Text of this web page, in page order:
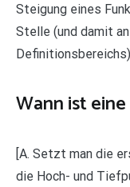
Steigung eines
Stelle (und damit
Wann ist
[A. Setzt man die
die Hoch- und